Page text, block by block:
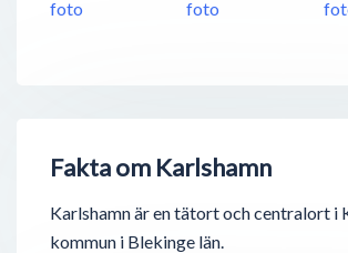
Fakta om Karlshamn
Karlshamn är en tätort och centralort i
kommun i Blekinge län.